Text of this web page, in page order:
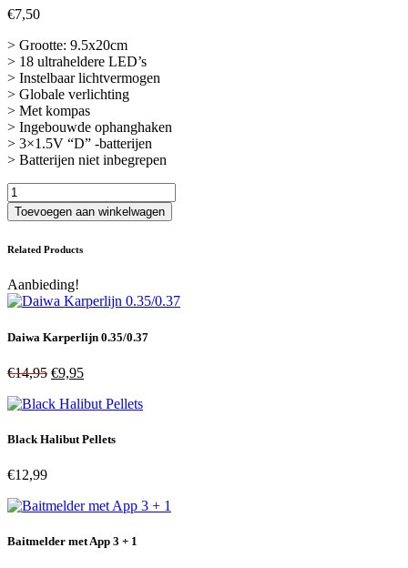
€7,50
> Grootte: 9.5x20cm
> 18 ultraheldere LED’s
> Instelbaar lichtvermogen
> Globale verlichting
> Met kompas
> Ingebouwde ophanghaken
> 3×1.5V “D” -batterijen
> Batterijen niet inbegrepen
INDIANA
SL-
18
aantal
Toevoegen aan winkelwagen
Related Products
Aanbieding!
Daiwa Karperlijn 0.35/0.37
€14,95 Oorspronkelijke
was:
€9,95Huidige
is:
Black Halibut Pellets
€12,99
Baitmelder met App 3 + 1